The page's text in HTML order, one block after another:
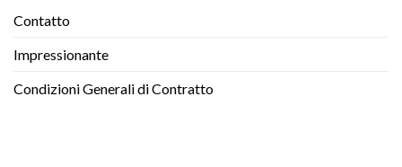
Contatto​
Impressionante
Condizioni Generali di Contratto